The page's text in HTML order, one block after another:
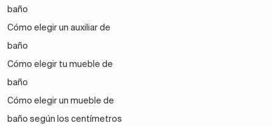
baño
Cómo elegir un auxiliar de
baño
Cómo elegir tu mueble de
baño
Cómo elegir un mueble de
baño según los centímetros